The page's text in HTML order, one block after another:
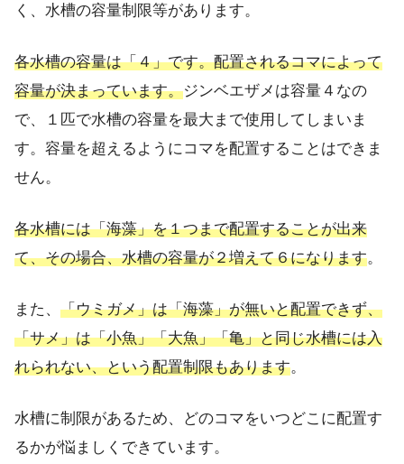
く、水槽の容量制限等があります。
各水槽の容量は「４」です。配置されるコマによって
容量が決まっています。ジンベエザメは容量４なの
で、１匹で水槽の容量を最大まで使用してしまいま
す。容量を超えるようにコマを配置することはできま
せん。
各水槽には「海藻」を１つまで配置することが出来
て、その場合、水槽の容量が２増えて６になります。
また、 「ウミガメ」は「海藻」が無いと配置できず、
「サメ」は「小魚」「大魚」「亀」と同じ水槽には入
れられない、という配置制限もあります。
水槽に制限があるため、どのコマをいつどこに配置す
るかが悩ましくできています。